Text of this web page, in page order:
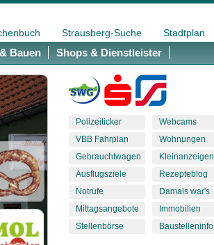
Strausberg-Suche Stadtplan
Bauen Shops & Dienstleister
Polizeiticker
VBB Fahrplan
Gebrauchtwagen
Ausflugsziele
Notrufe
Mittagsangebote
Stellenbörse
Webcams
Wohnungen
Kleinanzeigen
Rezepteblog
Damals war's
Immobilien
Baustelleninfo